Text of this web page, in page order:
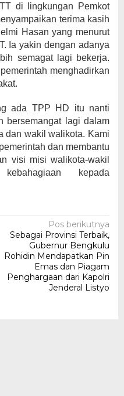
di lingkungan Pemkot
terima kasih
Hasan yang menurut
Ia yakin dengan adanya
semagat lagi bekerja.
menghadirkan
ada TPP HD itu nanti
bersemangat lagi dalam
dan wakil walikota. Kami
dan membantu
visi misi walikota-wakil
kepada
Pos berikutnya
Sebagai Provinsi Terbaik,
Gubernur Bengkulu
Rohidin Mendapatkan Pin
Emas dan Piagam
Penghargaan dari Kapolri
Jenderal Listyo